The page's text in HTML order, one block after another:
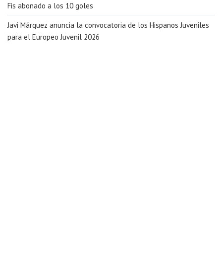
Fis abonado a los 10 goles
Javi Márquez anuncia la convocatoria de los Hispanos Juveniles
para el Europeo Juvenil 2026